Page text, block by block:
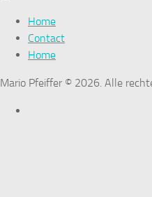
Home
Contact
Home
Mario Pfeiffer © 2026. Alle